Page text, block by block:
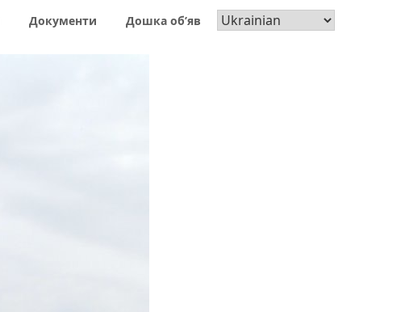
Документи Дошка об’яв